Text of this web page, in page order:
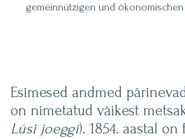
gemeinnützigen und ökonomischen
Esimesed andmed
on nimetatud väikest
Lüsi joeggi). 1854. aastal